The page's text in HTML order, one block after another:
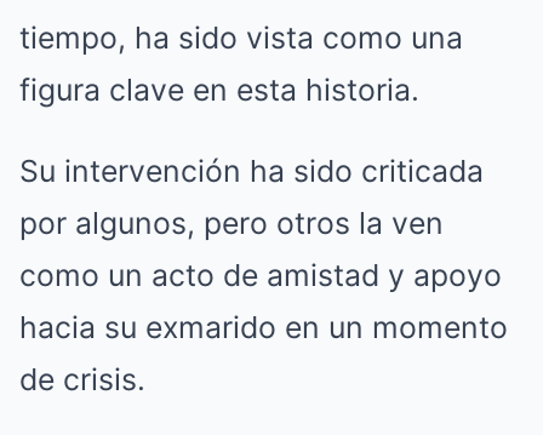
tiempo, ha sido vista como una
figura clave en esta historia.
Su intervención ha sido criticada
por algunos, pero otros la ven
como un acto de amistad y apoyo
hacia su exmarido en un momento
de crisis.